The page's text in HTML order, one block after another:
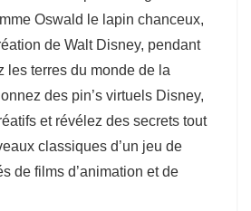
Oswald le lapin chanceux,
de Walt Disney, pendant
les terres du monde de la
des pin’s virtuels Disney,
et révélez des secrets tout
classiques d’un jeu de
de films d’animation et de